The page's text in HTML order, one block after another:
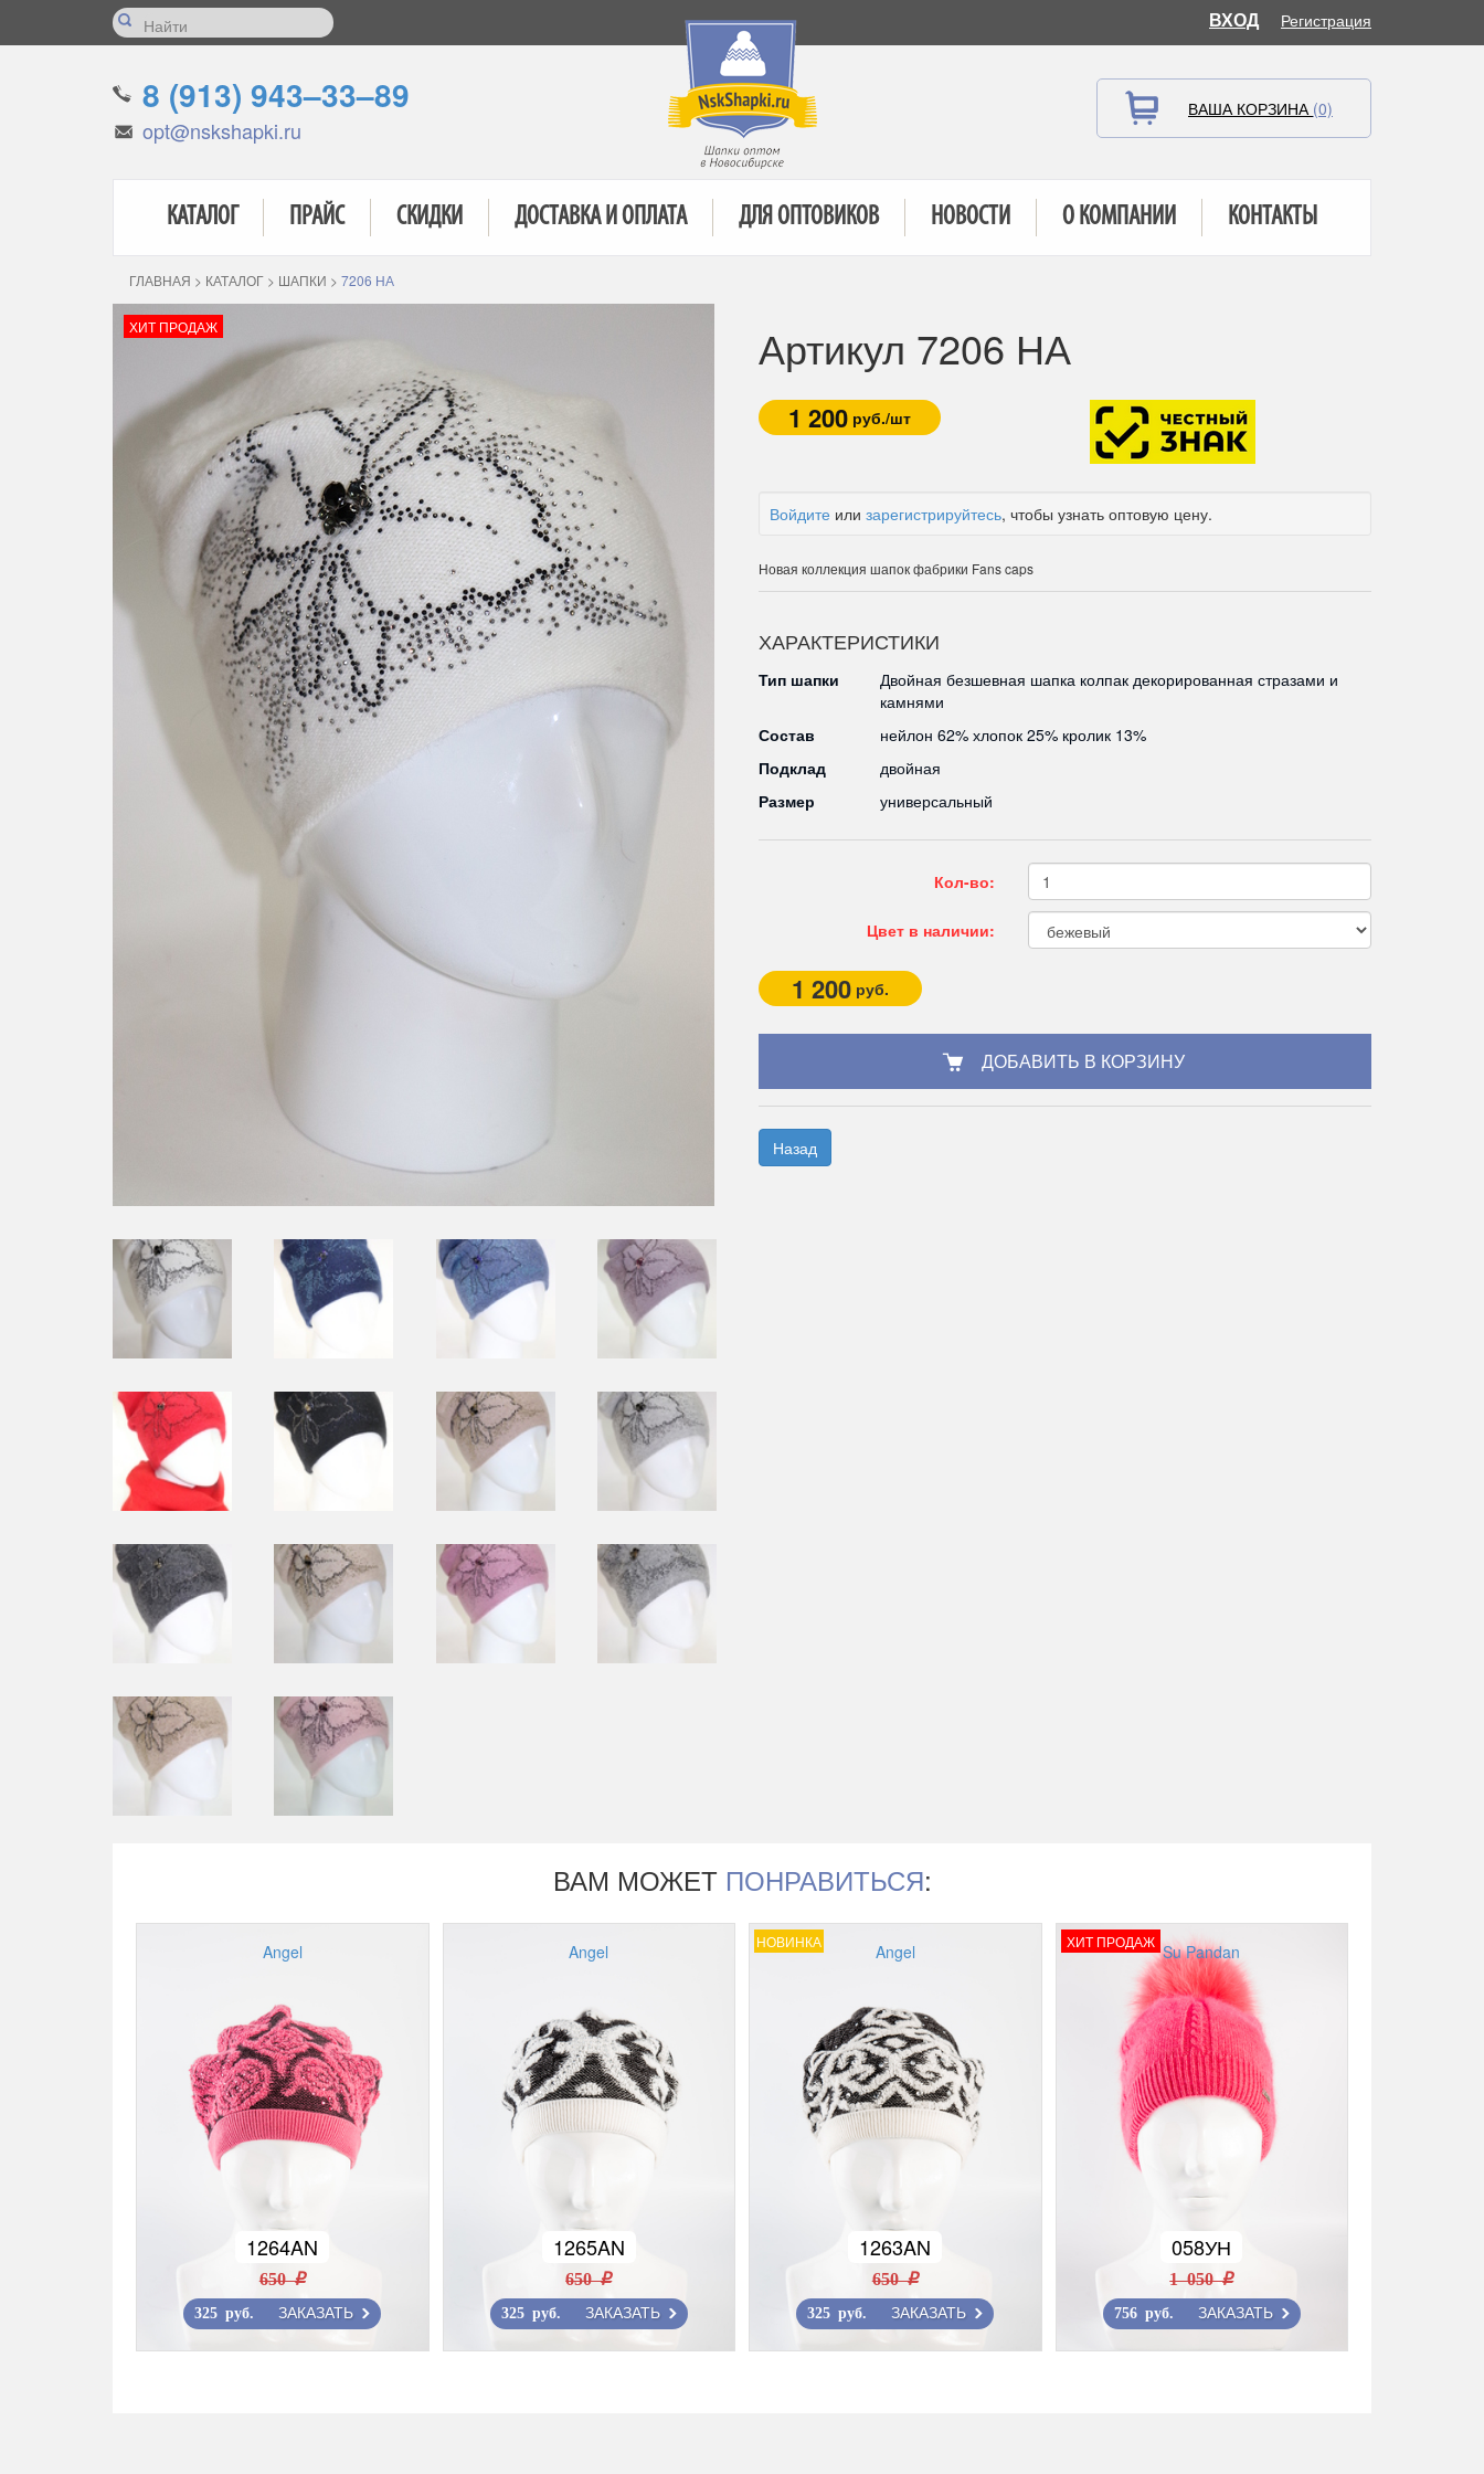
ВХОД Регистрация
8 (913) 943–33–89
opt@nskshapki.ru
ВАША КОРЗИНА (0)
КАТАЛОГ ПРАЙС СКИДКИ ДОСТАВКА И ОПЛАТА ДЛЯ ОПТОВИКОВ НОВОСТИ О КОМПАНИИ КОНТАКТЫ
ГЛАВНАЯ > КАТАЛОГ > ШАПКИ > 7206 НА
ХИТ ПРОДАЖ Артикул 7206 НА
1 200 руб./шт
Войдите или зарегистрируйтесь, чтобы узнать оптовую цену.
Новая коллекция шапок фабрики Fans caps
ХАРАКТЕРИСТИКИ
Тип шапки
Двойная безшевная шапка колпак декорированная стразами и
камнями
Состав
нейлон 62% хлопок 25% кролик 13%
Подклад
двойная
Размер
универсальный
Кол-во:
Цвет в наличии:
1 200 руб.
Назад
ВАМ МОЖЕТ ПОНРАВИТЬСЯ:
Angel
1264AN
650 r
325 руб. ЗАКАЗАТЬ
Angel
1265AN
650 r
325 руб. ЗАКАЗАТЬ
НОВИНКА Angel
1263AN
650 r
325 руб. ЗАКАЗАТЬ
ХИТ ПРОДАЖ Su Pandan
058УН
1 050 r
756 руб. ЗАКАЗАТЬ